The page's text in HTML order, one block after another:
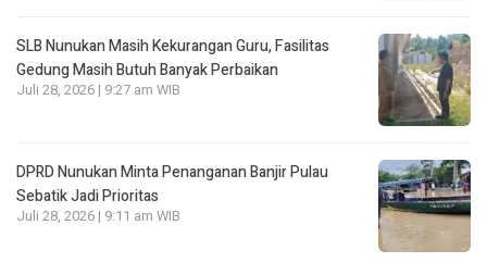
SLB Nunukan Masih Kekurangan Guru, Fasilitas
Gedung Masih Butuh Banyak Perbaikan
Juli 28, 2026 | 9:27 am WIB
DPRD Nunukan Minta Penanganan Banjir Pulau
Sebatik Jadi Prioritas
Juli 28, 2026 | 9:11 am WIB